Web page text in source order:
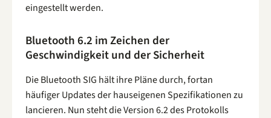
eingestellt werden.
Bluetooth 6.2 im Zeichen der
Geschwindigkeit und der Sicherheit
Die Bluetooth SIG hält ihre Pläne durch, fortan
häufiger Updates der hauseigenen Spezifikationen zu
lancieren. Nun steht die Version 6.2 des Protokolls